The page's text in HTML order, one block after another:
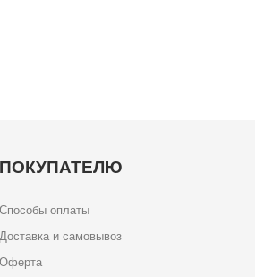
ПОКУПАТЕЛЮ
Способы оплаты
Доставка и самовывоз
Оферта